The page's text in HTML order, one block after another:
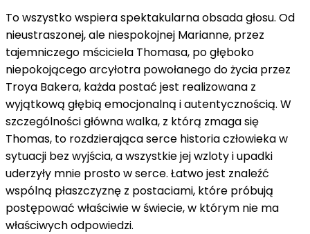
To wszystko wspiera spektakularna obsada głosu. Od
nieustraszonej, ale niespokojnej Marianne, przez
tajemniczego mściciela Thomasa, po głęboko
niepokojącego arcyłotra powołanego do życia przez
Troya Bakera, każda postać jest realizowana z
wyjątkową głębią emocjonalną i autentycznością. W
szczególności główna walka, z którą zmaga się
Thomas, to rozdzierająca serce historia człowieka w
sytuacji bez wyjścia, a wszystkie jej wzloty i upadki
uderzyły mnie prosto w serce. Łatwo jest znaleźć
wspólną płaszczyznę z postaciami, które próbują
postępować właściwie w świecie, w którym nie ma
właściwych odpowiedzi.